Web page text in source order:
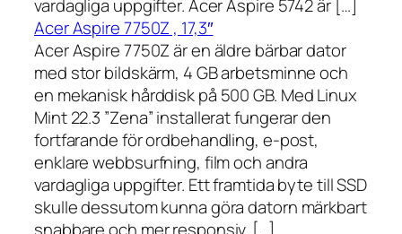
vardagliga uppgifter. Acer Aspire 5742 är […]
Acer Aspire 7750Z , 17,3″
Acer Aspire 7750Z är en äldre bärbar dator
med stor bildskärm, 4 GB arbetsminne och
en mekanisk hårddisk på 500 GB. Med Linux
Mint 22.3 ”Zena” installerat fungerar den
fortfarande för ordbehandling, e-post,
enklare webbsurfning, film och andra
vardagliga uppgifter. Ett framtida byte till SSD
skulle dessutom kunna göra datorn märkbart